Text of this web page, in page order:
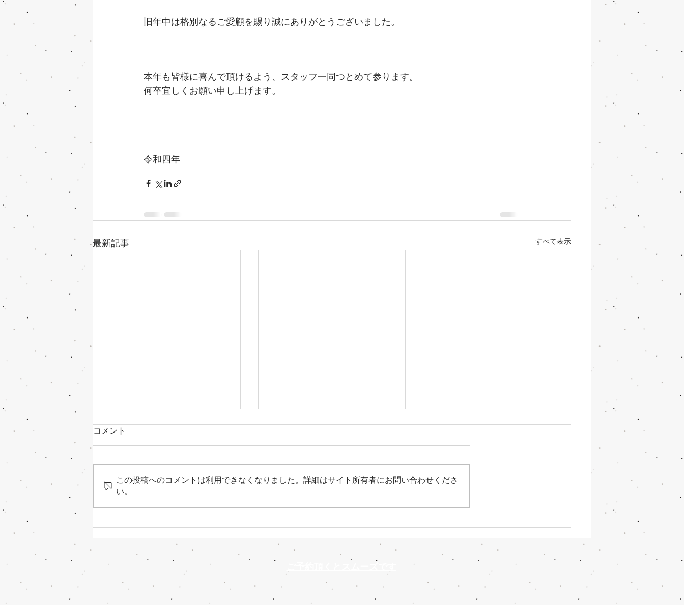
旧年中は格別なるご愛顧を賜り誠にありがとうございました。
本年も皆様に喜んで頂けるよう、スタッフ一同つとめて参ります。
何卒宜しくお願い申し上げます。
令和四年
最新記事 すべて表示
【 焼き立てアツアツ、極上の
【今年もよろしくお願いしま
コメント
この投稿へのコメントは利用できなくなりました。詳細はサイト所有者にお問い合わせくださ
い。